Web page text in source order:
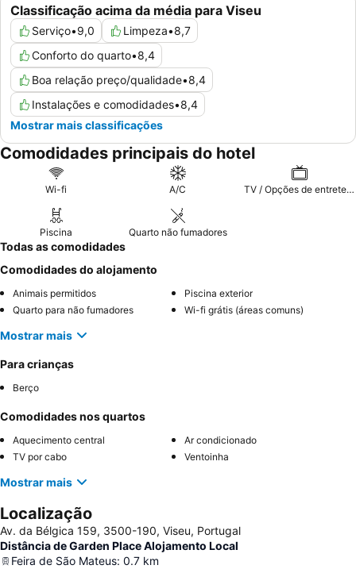
Classificação acima da média para Viseu
Serviço•9,0 Limpeza•8,7
Conforto do quarto•8,4
Boa relação preço/qualidade•8,4
Instalações e comodidades•8,4
Mostrar mais classificações
Comodidades principais do hotel
Wi-fi A/C TV / Opções de entretenimento
Piscina Quarto não fumadores
Todas as comodidades
Comodidades do alojamento
Animais permitidos
Piscina exterior
Quarto para não fumadores
Wi-fi grátis (áreas comuns)
Mostrar mais
Para crianças
Berço
Comodidades nos quartos
Aquecimento central
Ar condicionado
TV por cabo
Ventoinha
Mostrar mais
Localização
Av. da Bélgica 159, 3500-190, Viseu, Portugal
Distância de Garden Place Alojamento Local
Feira de São Mateus: 0.7 km